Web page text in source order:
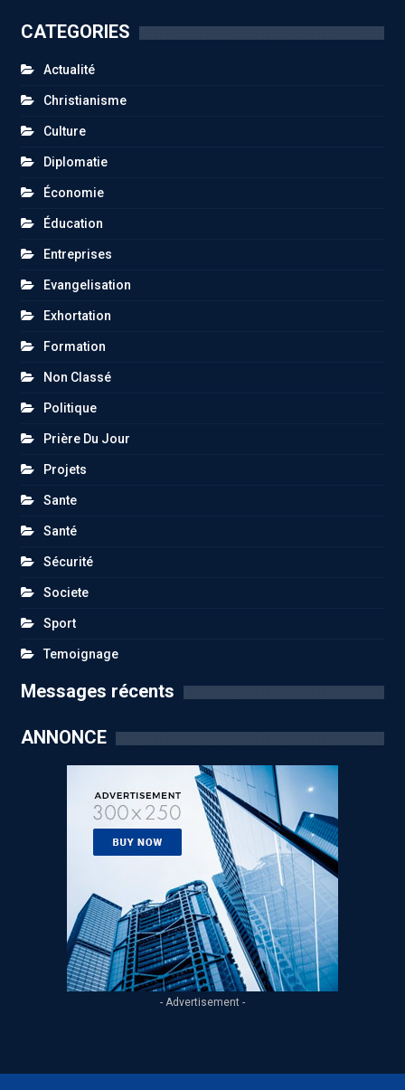
CATEGORIES
Actualité
Christianisme
Culture
Diplomatie
Économie
Éducation
Entreprises
Evangelisation
Exhortation
Formation
Non Classé
Politique
Prière Du Jour
Projets
Sante
Santé
Sécurité
Societe
Sport
Temoignage
Messages récents
ANNONCE
- Advertisement -